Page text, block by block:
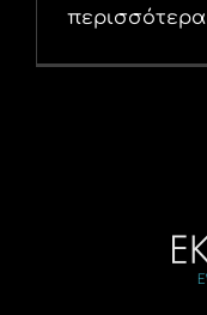
περισσότερα